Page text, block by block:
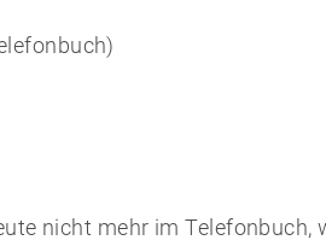
nicht mehr im Telefonbuch,